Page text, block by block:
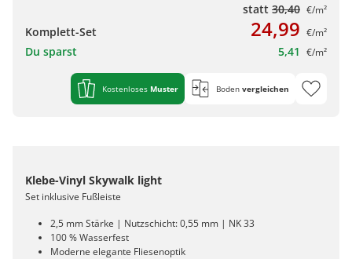
statt 30,40 €/m²
Komplett-Set 24,99 €/m²
Du sparst 5,41 €/m²
Kostenloses Muster Boden vergleichen
Klebe-Vinyl Skywalk light
Set inklusive Fußleiste
2,5 mm Stärke | Nutzschicht: 0,55 mm | NK 33
100 % Wasserfest
Moderne elegante Fliesenoptik